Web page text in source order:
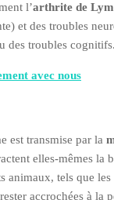
l’arthrite de
et des troubles
des troubles cognitifs.
avec nous
est transmise par la
elles-mêmes la
animaux, tels que les
accrochées à la